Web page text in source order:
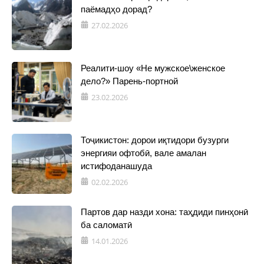
паёмадҳо дорад?
27.02.2026
Реалити-шоу «Не мужское\женское
дело?» Парень-портной
23.02.2026
Тоҷикистон: дорои иқтидори бузурги
энергияи офтобӣ, вале амалан
истифоданашуда
02.02.2026
Партов дар назди хона: таҳдиди пинҳонӣ
ба саломатӣ
14.01.2026